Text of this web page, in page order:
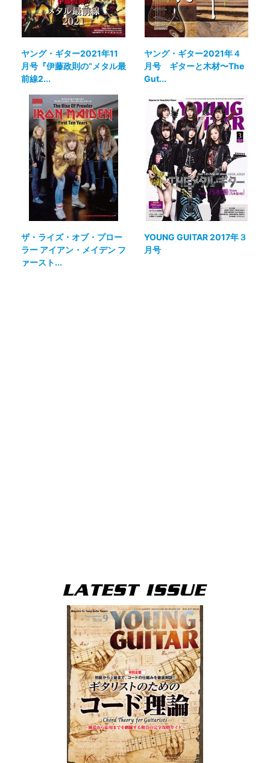
ヤング・ギター2021年11
月号『伊藤政則の“メタル最
前線2...
ヤング・ギター2021年４
月号 ギターと木材〜The
Gut...
ザ・ライズ・オブ・プロー
ラー アイアン・メイデン フ
ァースト...
YOUNG GUITAR 2017年３
月号